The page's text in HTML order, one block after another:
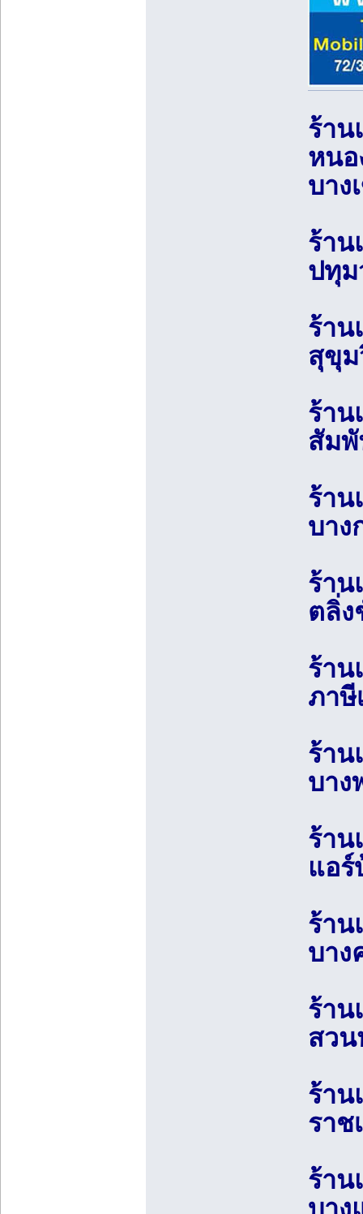
ร้าน
หนอ
บาง
ร้าน
ปทุม
ร้าน
สุขุม
ร้าน
สัม
ร้าน
บาง
ร้าน
ตลิ่ง
ร้าน
ภาษี
ร้าน
บาง
ร้าน
แอร์
ร้าน
บาง
ร้าน
สวน
ร้าน
ราช
ร้าน